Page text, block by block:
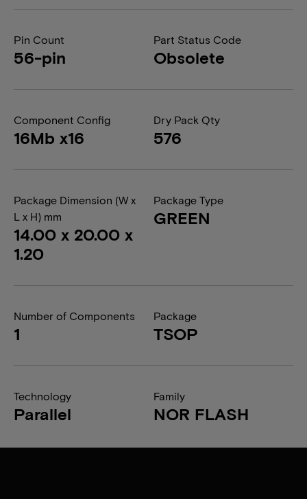
Pin Count
56-pin
Part Status Code
Obsolete
Component Config
16Mb x16
Dry Pack Qty
576
Package Dimension (W x
L x H) mm
14.00 x 20.00 x
1.20
Package Type
GREEN
Number of Components
1
Package
TSOP
Technology
Parallel
Family
NOR FLASH